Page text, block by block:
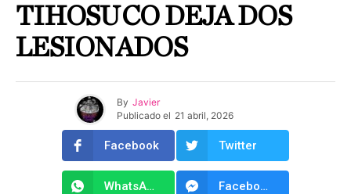
TIHOSUCO DEJA DOS
LESIONADOS
By Javier
Publicado el 21 abril, 2026
Facebook Twitter
WhatsApp Facebook Messenger